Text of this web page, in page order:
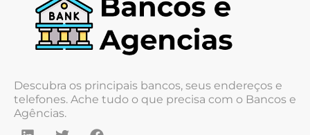
Descubra os principais bancos, seus endereços e
telefones. Ache tudo o que precisa com o Bancos e
Agências.